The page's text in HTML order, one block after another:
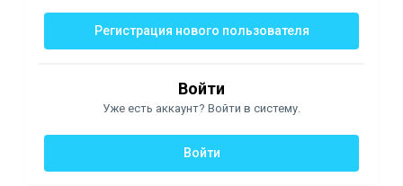
Регистрация нового пользователя
Войти
Уже есть аккаунт? Войти в систему.
Войти